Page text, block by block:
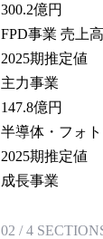
300.2億円
FPD事業 売上高
2025期推定値
主力事業
147.8億円
半導体・フォ
2025期推定値
成長事業
02 /4